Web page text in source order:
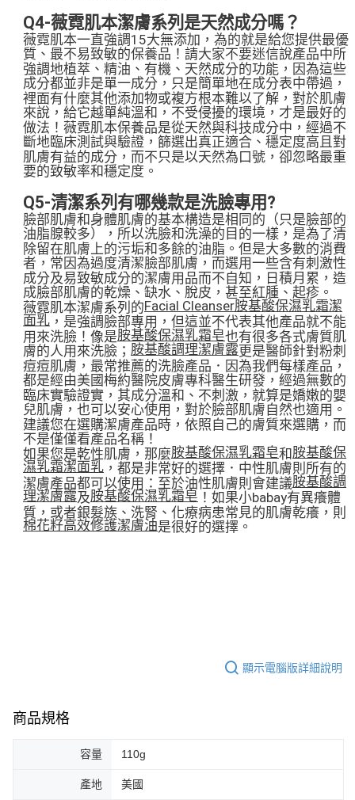
Q4-薇霓肌本潔膚系列是天然成分嗎？
薇霓肌本一直強調15大無添加，為的就是給您提供最優
質、最不易致敏的保養品！請大家不要迷信說產品中所
強調地植萃、精油、有機、天然成分的功能，因為這些
成分都並非是單一成分，只是簡單地在成分表中帶過，
裡面有什麼其他添加物或複方根本難以了解，對於肌膚
來說，給它越單純溫和，不受侵擾的環境，才是最好的
做法！薇霓肌本保養品是從天然與科技成分中，經過不
斷地臨床測試與驗證，篩選出真正適合、穩定度高且對
肌膚有益的成分，而不只是以天然為口號，卻忽略最重
要的致敏率和穩定度。
Q5-清潔系列有哪幾款是洗臉專用?
臉部肌膚和身體肌膚的基本構造是相同的（只是臉部的
油脂腺較多），所以洗臉和洗澡的目的一樣，是為了清
除留在肌膚上的污垢和多餘的油脂。但是大多數的消費
者，常因為過度清潔臉部肌膚，而選用一些含有刺激性
成分及易致敏成分的潔膚用品而不自知，日積月累，造
成臉部肌膚的乾燥、缺水、脫皮，甚至紅腫、起疹。
薇霓肌本潔膚系列的Facial Cleanser胺基酸保濕乳霜潔
面乳 ，是強調臉部專用，但這並不代表其他產品就不能
用來洗臉！像是胺基酸保濕乳霜皂也有很多各式膚質肌
膚的人用來洗臉； 胺基酸調理潔膚露更是醫師針對粉刺
痘痘肌膚，最常推薦的洗臉產品．因為我們每樣產品，
都是經由美國梅約醫院皮膚專科醫生研發，經過無數的
臨床實驗證實，其成分溫和、不刺激，就算是嬌嫩的嬰
兒肌膚，也可以安心使用，對於臉部肌膚自然也適用。
建議您在選購潔膚產品時，依照自己的膚質來選購，而
不是僅僅看產品名稱！
如果您是乾性肌膚，那麼胺基酸保濕乳霜皂和胺基酸保
濕乳霜潔面乳 ，都是非常好的選擇．中性肌膚則所有的
潔膚產品都可以使用：至於油性肌膚則會建議胺基酸調
理潔膚露及胺基酸保濕乳霜皂 ！如果小babay有異癢體
質，或者銀髮族、洗腎、化療病患常見的肌膚乾癢，則
棉花籽高效修護潔膚油是很好的選擇。
顯示電腦版詳細說明
商品規格
容量 110g
產地 美國